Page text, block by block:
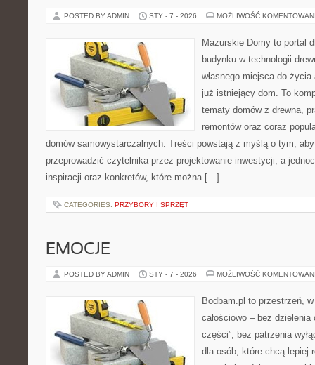
POSTED BY ADMIN STY - 7 - 2026 MOŻLIWOŚĆ
Mazurskie Domy to portal
budynku w technologii
własnego miejsca do
już istniejący dom. To
tematy domów z drewna,
remontów oraz coraz
domów samowystarczalnych. Treści powstają z myślą o tym,
przeprowadzić czytelnika przez projektowanie inwestycji, a
inspiracji oraz konkretów, które można […]
CATEGORIES: PRZYBORY I SPRZĘT
EMOCJE
POSTED BY ADMIN STY - 7 - 2026 MOŻLIWOŚĆ
Bodbam.pl to przestrzeń,
całościowo – bez dzielenia
części”, bez patrzenia
dla osób, które chcą lepiej